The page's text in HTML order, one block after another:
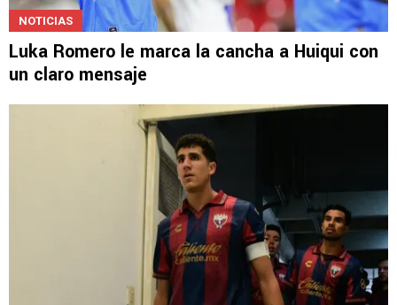
Luka Romero le marca la cancha a Huiqui con